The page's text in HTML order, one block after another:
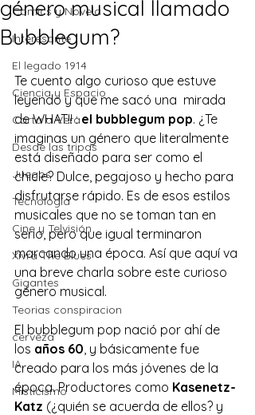
Comics y Novela
Interesante
El legado 1914
Ciencia y Espacio
Carta a Vera
Desde las tripas
Juegos
Tecnología
Cine y Telvisión
Xivra The Blues
Gigantes
Teorias conspiracion
cerveza
IA
Misticismo
género musical llamado
Bubblegum?
Te cuento algo curioso que estuve
leyendo y que me sacó una  mirada
de WHAT!! : el bubblegum pop. ¿Te
imaginas un género que literalmente
está diseñado para ser como el
chicle? Dulce, pegajoso y hecho para
disfrutarse rápido. Es de esos estilos
musicales que no se toman tan en
serio, pero que igual terminaron
marcando una época. Así que aquí va
una breve charla sobre este curioso
género musical.
El bubblegum pop nació por ahí de
los años 60, y básicamente fue
creado para los más jóvenes de la
época. Productores como Kasenetz-
Katz (¿quién se acuerda de ellos? y